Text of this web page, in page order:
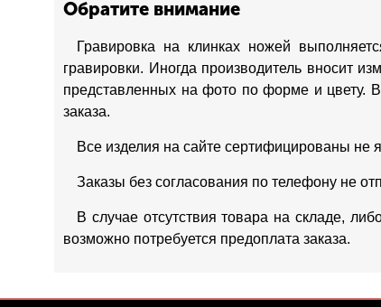
Обратите внимание
Гравировка на клинках ножей
гравировки. Иногда производитель вносит
представленных на фото по форме и цвету.
заказа.
Все изделия на сайте сертифицированы
Заказы без согласования по телефону не
В случае отсутствия товара на складе,
возможно потребуется предоплата заказа.